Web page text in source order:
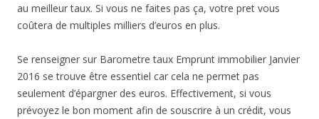
au meilleur taux. Si vous ne faites pas ça, votre pret vous
coûtera de multiples milliers d’euros en plus.
Se renseigner sur Barometre taux Emprunt immobilier Janvier
2016 se trouve être essentiel car cela ne permet pas
seulement d’épargner des euros. Effectivement, si vous
prévoyez le bon moment afin de souscrire à un crédit, vous